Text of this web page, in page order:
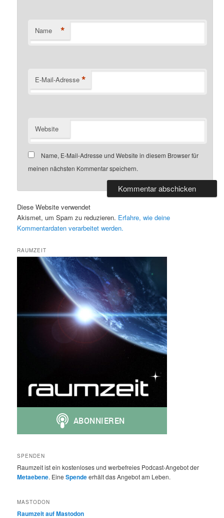
Name *
E-Mail-Adresse *
Website
Name, E-Mail-Adresse und Website in diesem Browser für
meinen nächsten Kommentar speichern.
Diese Website verwendet
Akismet, um Spam zu reduzieren. Erfahre, wie deine
Kommentardaten verarbeitet werden.
RAUMZEIT
SPENDEN
Raumzeit ist ein kostenloses und werbefreies Podcast-Angebot der
Metaebene. EineSpendeerhält das Angebot am Leben.
MASTODON
Raumzeit auf Mastodon